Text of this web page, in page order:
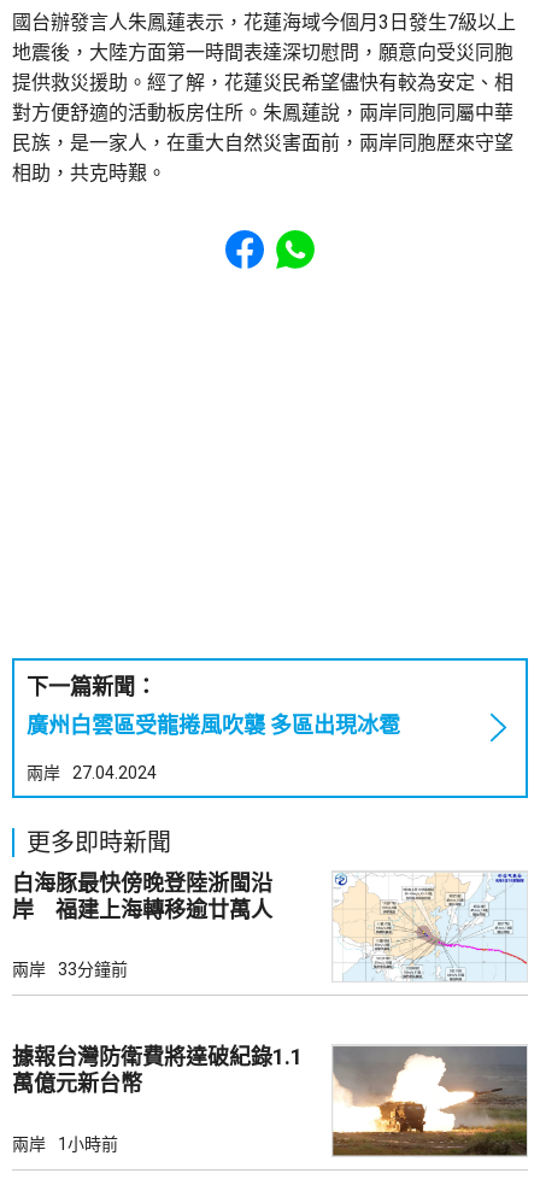
國台辦發言人朱鳳蓮表示，花蓮海域今個月3日發生7級以上
地震後，大陸方面第一時間表達深切慰問，願意向受災同胞
提供救災援助。經了解，花蓮災民希望儘快有較為安定、相
對方便舒適的活動板房住所。朱鳳蓮說，兩岸同胞同屬中華
民族，是一家人，在重大自然災害面前，兩岸同胞歷來守望
相助，共克時艱。
Share to Facebook
Share to WhatsApp
下一篇新聞：
廣州白雲區受龍捲風吹襲 多區出現冰雹
兩岸 27.04.2024
更多即時新聞
白海豚最快傍晚登陸浙閩沿
岸 福建上海轉移逾廿萬人
兩岸 33分鐘前
據報台灣防衛費將達破紀錄1.1
萬億元新台幣
兩岸 1小時前